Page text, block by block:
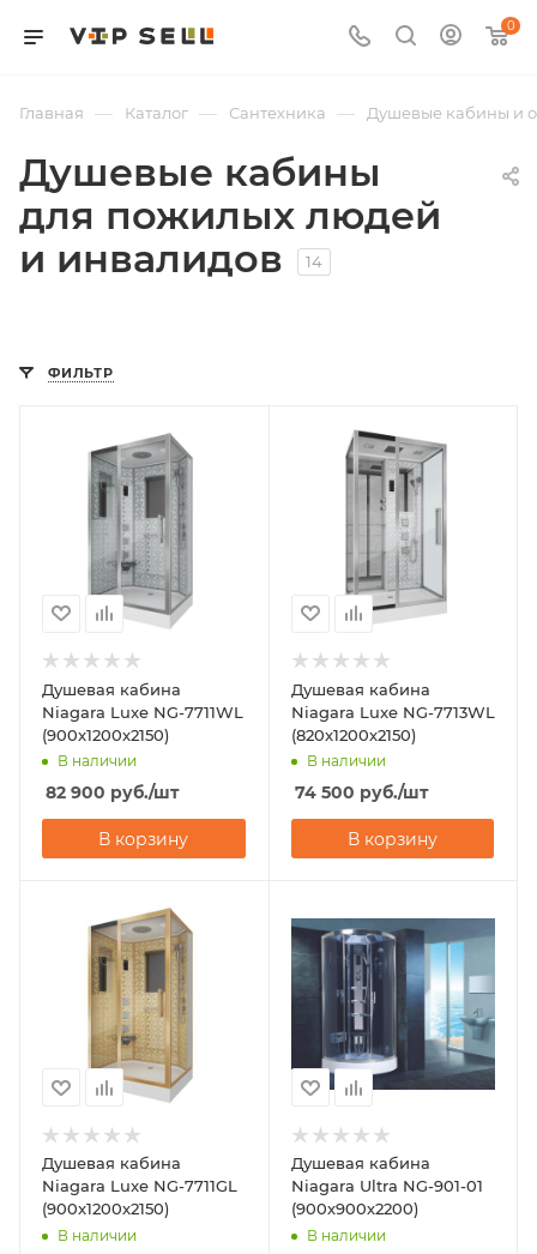
0
Главная — Каталог — Сантехника — Душевые кабины и
Душевые кабины
для пожилых людей
и инвалидов
14
ФИЛЬТР
Душевая кабина
Niagara Luxe NG-7711WL
(900x1200х2150)
В наличии
82 900 руб./шт
В корзину
Душевая кабина
Niagara Luxe NG-7713WL
(820x1200х2150)
В наличии
74 500 руб./шт
В корзину
Душевая кабина
Niagara Luxe NG-7711GL
(900x1200х2150)
В наличии
Душевая кабина
Niagara Ultra NG-901-01
(900х900х2200)
В наличии